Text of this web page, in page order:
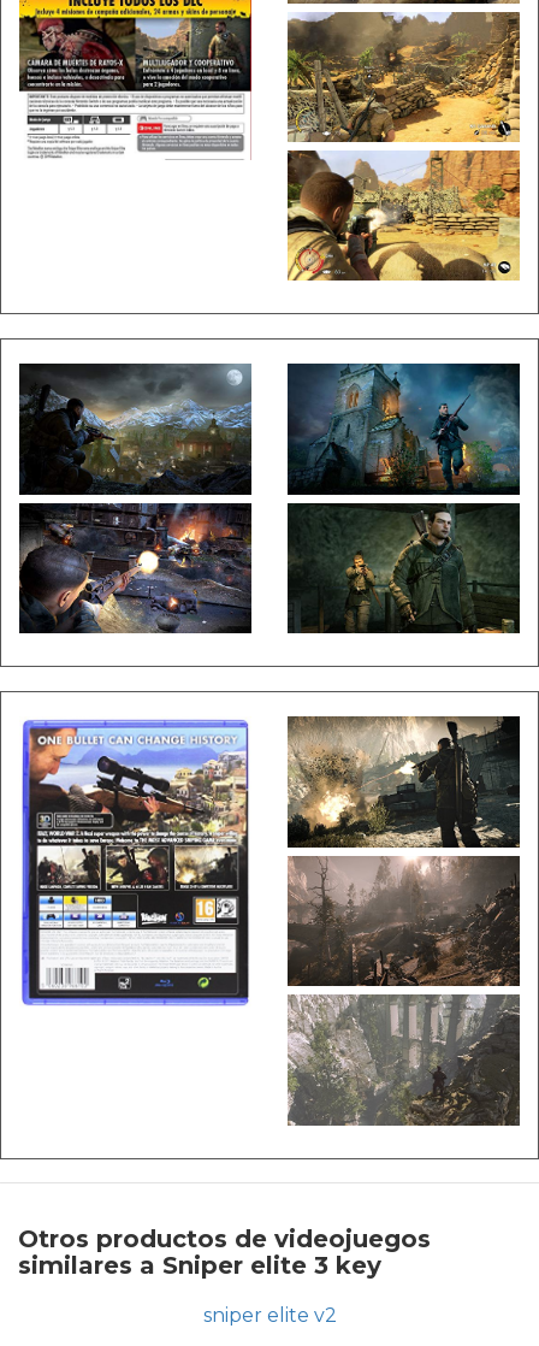
Otros productos de videojuegos
similares a Sniper elite 3 key
sniper elite v2